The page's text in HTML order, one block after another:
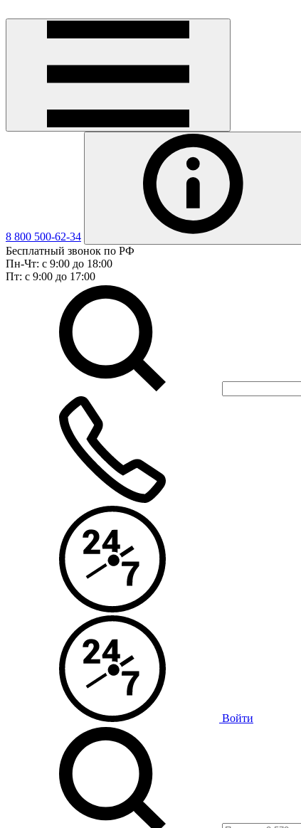
8 800 500-62-34
Бесплатный звонок по РФ
Пн-Чт: с 9:00 до 18:00
Пт: с 9:00 до 17:00
Войти